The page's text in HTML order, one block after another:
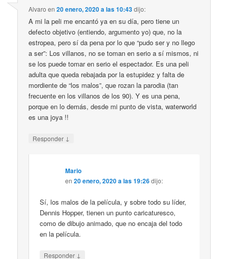
Alvaro en20 enero, 2020 a las 10:43dijo:
A mi la peli me encantó ya en su día, pero tiene un
defecto objetivo (entiendo, argumento yo) que, no la
estropea, pero sí da pena por lo que “pudo ser y no llego
a ser”: Los villanos, no se toman en serio a sí mismos, ni
se los puede tomar en serio el espectador. Es una peli
adulta que queda rebajada por la estupidez y falta de
mordiente de “los malos”, que rozan la parodia (tan
frecuente en los villanos de los 90). Y es una pena,
porque en lo demás, desde mi punto de vista, waterworld
es una joya !!
Responder ↓
Mario
en20 enero, 2020 a las 19:26dijo:
Sí, los malos de la película, y sobre todo su líder,
Dennis Hopper, tienen un punto caricaturesco,
como de dibujo animado, que no encaja del todo
en la película.
Responder ↓